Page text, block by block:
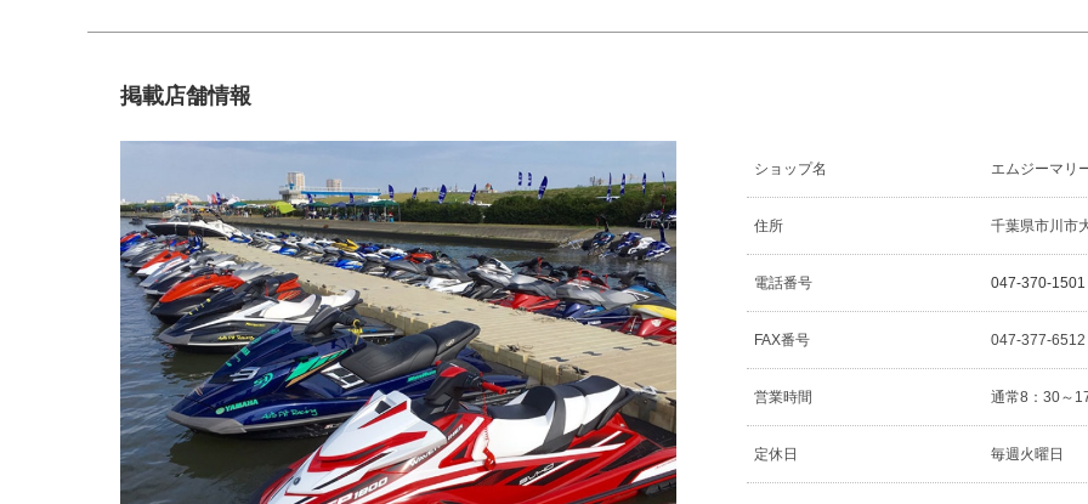
掲載店舗情報
ショップ名 エムジーマリ
住所 千葉県市川市
電話番号 047-370-1501
FAX番号 047-377-
営業時間 通常8：30～
定休日 毎週火曜日